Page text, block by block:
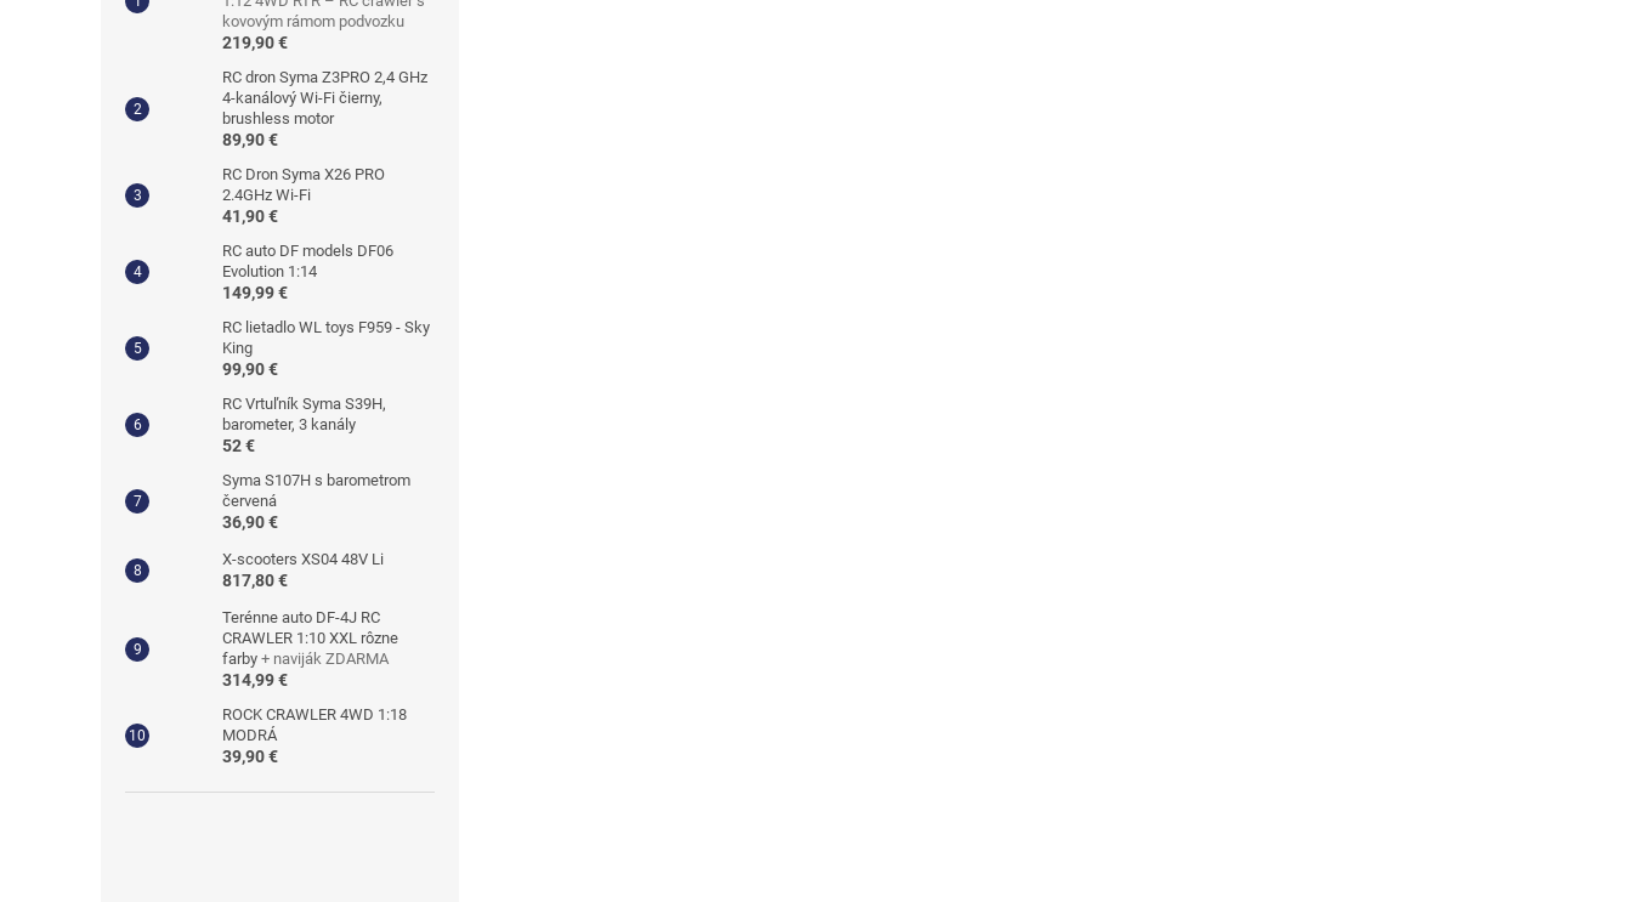
kovovým rámom podvozku
219,90 €
RC dron Syma Z3PRO 2,4 GHz
4-kanálový Wi-Fi čierny,
brushless motor
89,90 €
RC Dron Syma X26 PRO
2.4GHz Wi-Fi
41,90 €
RC auto DF models DF06
Evolution 1:14
149,99 €
RC lietadlo WL toys F959 - Sky
King
99,90 €
RC Vrtuľník Syma S39H,
barometer, 3 kanály
52 €
Syma S107H s barometrom
červená
36,90 €
X-scooters XS04 48V Li
817,80 €
Terénne auto DF-4J RC
CRAWLER 1:10 XXL rôzne
farby + naviják ZDARMA
314,99 €
ROCK CRAWLER 4WD 1:18
MODRÁ
39,90 €